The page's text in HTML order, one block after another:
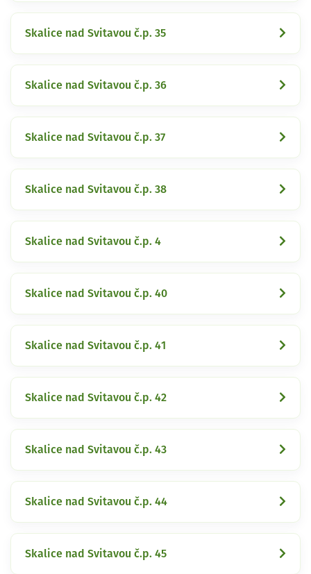
Skalice nad Svitavou č.p. 35
Skalice nad Svitavou č.p. 36
Skalice nad Svitavou č.p. 37
Skalice nad Svitavou č.p. 38
Skalice nad Svitavou č.p. 4
Skalice nad Svitavou č.p. 40
Skalice nad Svitavou č.p. 41
Skalice nad Svitavou č.p. 42
Skalice nad Svitavou č.p. 43
Skalice nad Svitavou č.p. 44
Skalice nad Svitavou č.p. 45